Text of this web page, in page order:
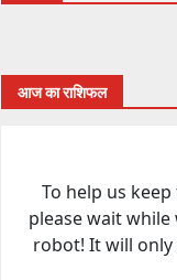
आज का राशिफल